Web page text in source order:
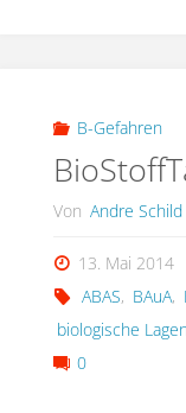
B-Gefahren
Von Andre Schild
13. Mai 2014
ABAS, BAuA,
biologische
0